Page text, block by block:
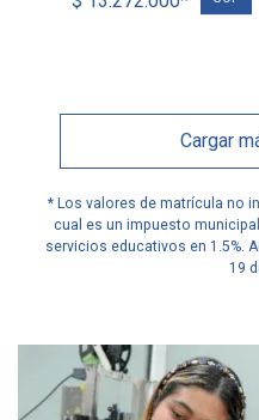
Cargar
* Los valores de matrícula no
cual es un impuesto
servicios educativos en 1.5%.
19